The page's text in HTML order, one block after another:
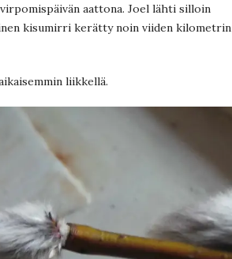
aattona. Joel lähti silloin
kisumirri kerätty noin viiden kilometrin
liikkellä.